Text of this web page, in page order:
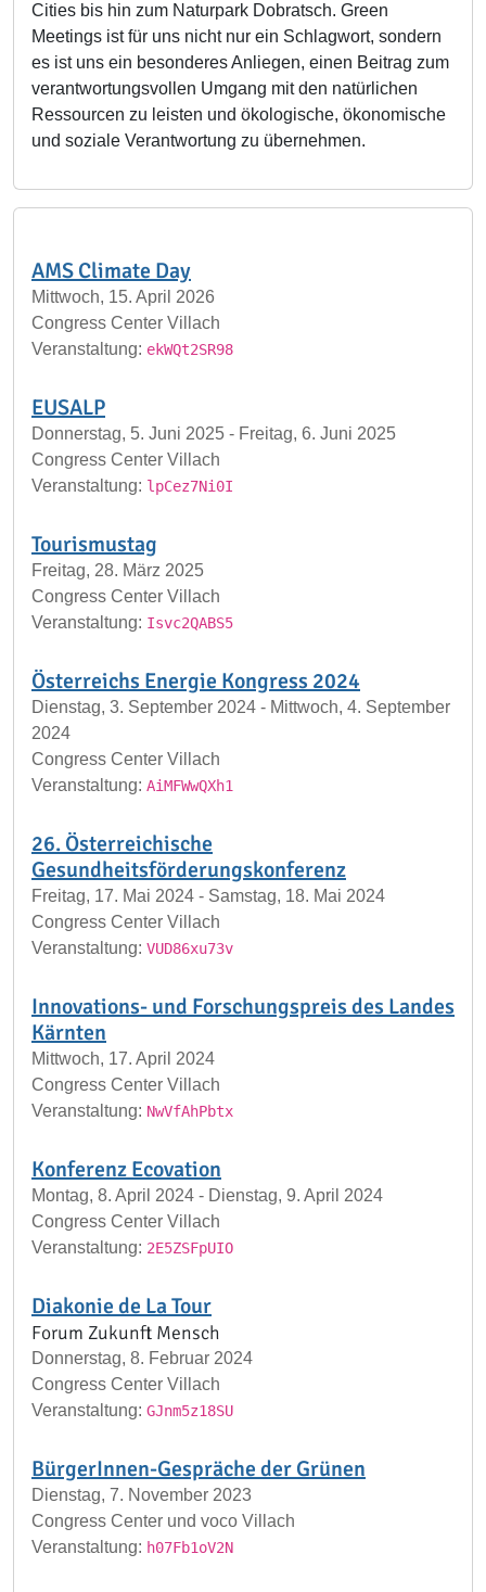
Cities bis hin zum Naturpark Dobratsch. Green
Meetings ist für uns nicht nur ein Schlagwort, sondern
es ist uns ein besonderes Anliegen, einen Beitrag zum
verantwortungsvollen Umgang mit den natürlichen
Ressourcen zu leisten und ökologische, ökonomische
und soziale Verantwortung zu übernehmen.
AMS Climate Day
Mittwoch, 15. April 2026
Congress Center Villach
Veranstaltung: ekWQt2SR98
EUSALP
Donnerstag, 5. Juni 2025 - Freitag, 6. Juni 2025
Congress Center Villach
Veranstaltung: lpCez7Ni0I
Tourismustag
Freitag, 28. März 2025
Congress Center Villach
Veranstaltung: Isvc2QABS5
Österreichs Energie Kongress 2024
Dienstag, 3. September 2024 - Mittwoch, 4. September
2024
Congress Center Villach
Veranstaltung: AiMFWwQXh1
26. Österreichische
Gesundheitsförderungskonferenz
Freitag, 17. Mai 2024 - Samstag, 18. Mai 2024
Congress Center Villach
Veranstaltung: VUD86xu73v
Innovations- und Forschungspreis des Landes
Kärnten
Mittwoch, 17. April 2024
Congress Center Villach
Veranstaltung: NwVfAhPbtx
Konferenz Ecovation
Montag, 8. April 2024 - Dienstag, 9. April 2024
Congress Center Villach
Veranstaltung: 2E5ZSFpUIO
Diakonie de La Tour
Forum Zukunft Mensch
Donnerstag, 8. Februar 2024
Congress Center Villach
Veranstaltung: GJnm5z18SU
BürgerInnen-Gespräche der Grünen
Dienstag, 7. November 2023
Congress Center und voco Villach
Veranstaltung: h07Fb1oV2N